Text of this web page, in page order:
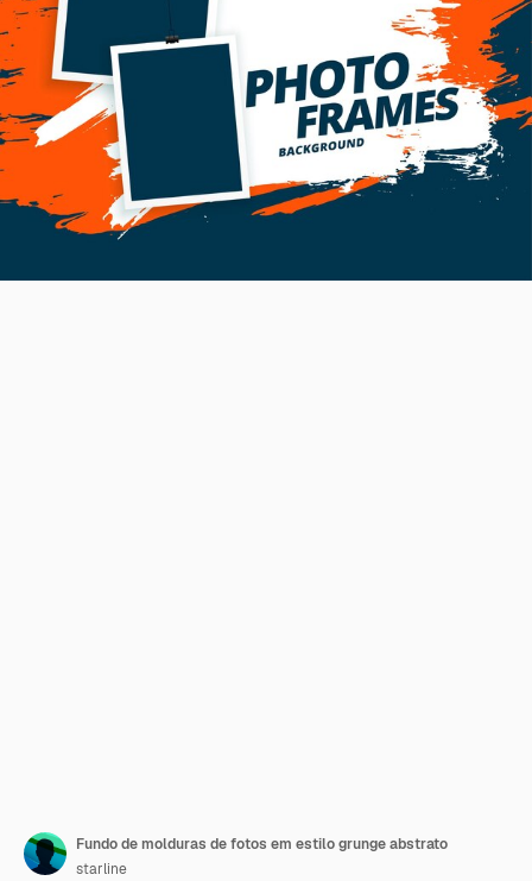
Fundo de molduras de fotos em estilo grunge abstrato
starline